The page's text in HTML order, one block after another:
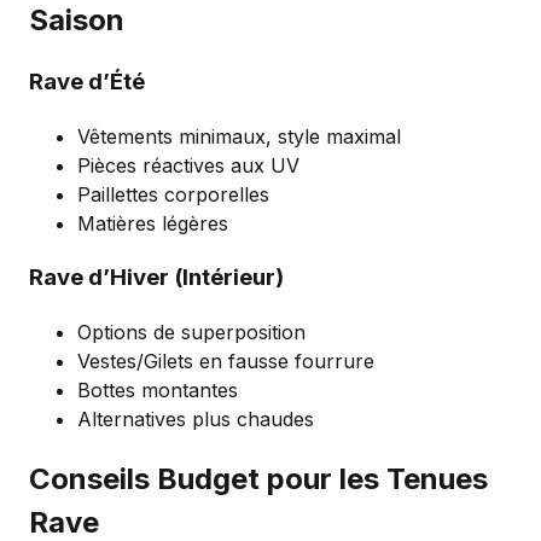
Saison
Rave d’Été
Vêtements minimaux, style maximal
Pièces réactives aux UV
Paillettes corporelles
Matières légères
Rave d’Hiver (Intérieur)
Options de superposition
Vestes/Gilets en fausse fourrure
Bottes montantes
Alternatives plus chaudes
Conseils Budget pour les Tenues
Rave